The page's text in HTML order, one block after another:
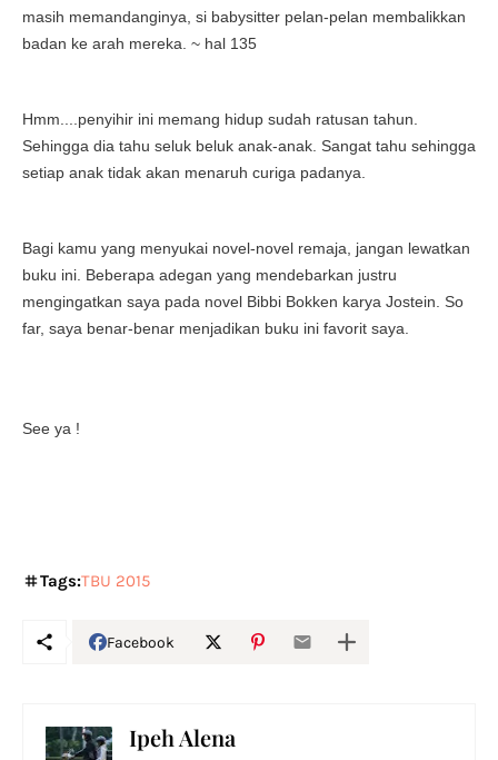
masih memandanginya, si babysitter pelan-pelan membalikkan
badan ke arah mereka. ~ hal 135
Hmm....penyihir ini memang hidup sudah ratusan tahun.
Sehingga dia tahu seluk beluk anak-anak. Sangat tahu sehingga
setiap anak tidak akan menaruh curiga padanya.
Bagi kamu yang menyukai novel-novel remaja, jangan lewatkan
buku ini. Beberapa adegan yang mendebarkan justru
mengingatkan saya pada novel Bibbi Bokken karya Jostein. So
far, saya benar-benar menjadikan buku ini favorit saya.
See ya !
Tags:TBU 2015
Facebook
Ipeh Alena